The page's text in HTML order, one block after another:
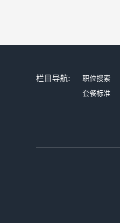
栏目导航: 职位搜索
套餐标准